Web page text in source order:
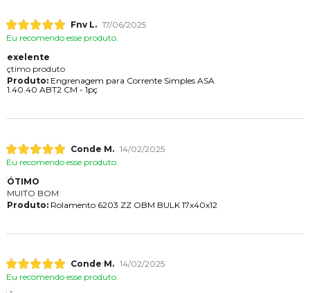
Fnv L. 17/06/2025
Eu recomendo esse produto.
exelente
çtimo produto
Produto:Engrenagem para Corrente Simples ASA
1.40.40 ABT2 CM - 1pç
Conde M. 14/02/2025
Eu recomendo esse produto.
ÓTIMO
MUITO BOM
Produto:Rolamento 6203 ZZ OBM BULK 17x40x12
Conde M. 14/02/2025
Eu recomendo esse produto.